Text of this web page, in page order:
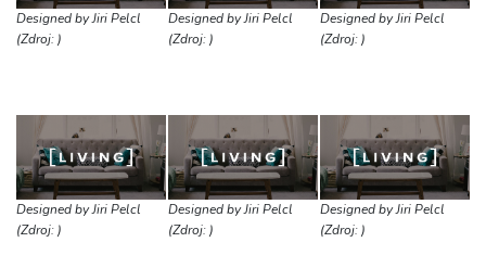
Designed by Jiri Pelcl
(Zdroj: )
Designed by Jiri Pelcl
(Zdroj: )
Designed by Jiri Pelcl
(Zdroj: )
Designed by Jiri Pelcl
(Zdroj: )
Designed by Jiri Pelcl
(Zdroj: )
Designed by Jiri Pelcl
(Zdroj: )